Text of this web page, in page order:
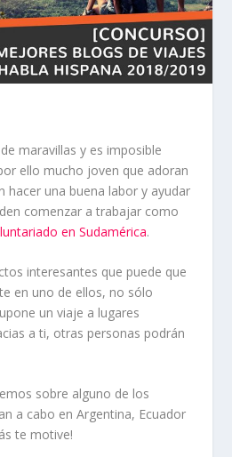
maravillas y es imposible
ello mucho joven que adoran
hacer una buena labor y ayudar
comenzar a trabajar como
en Sudamérica.
interesantes que puede que
en uno de ellos, no sólo
un viaje a lugares
a ti, otras personas podrán
sobre alguno de los
a cabo en Argentina, Ecuador
te motive!